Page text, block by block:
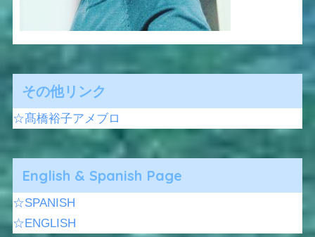
その他リンク
☆髙橋裕子アメブロ
English & Spanish Page
☆SPANISH
☆ENGLISH